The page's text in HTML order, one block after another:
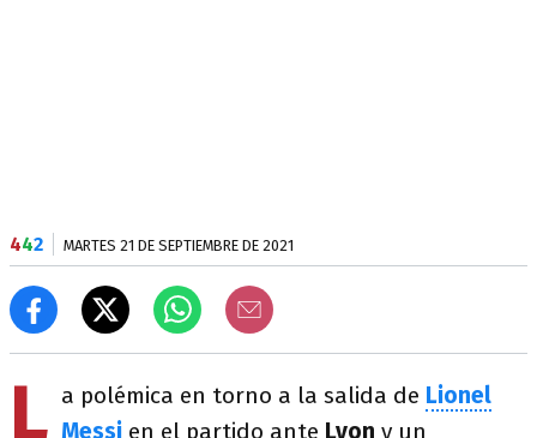
442 MARTES 21 DE SEPTIEMBRE DE 2021
L a polémica en torno a la salida de Lionel
Messi en el partido ante Lyon y un